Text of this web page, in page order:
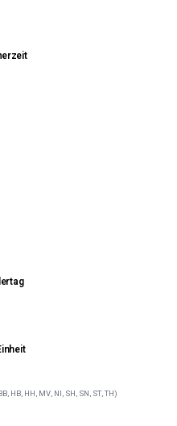
HB, HH, MV, NI, SH, SN, ST, TH)